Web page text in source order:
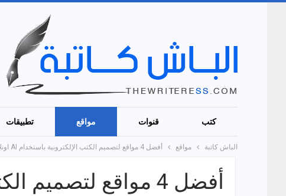
كتب قنوات مواقع تطبيقات
الباش كاتبة مواقع أفضل 4 مواقع لتصميم الكتب الإلكترونية باستخدام AI اونلاين مجانًا!